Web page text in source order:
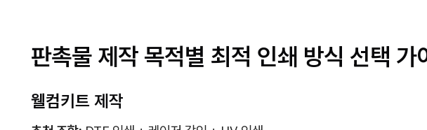
판촉물 제작 목적별 최적 인쇄 방식 선택 가
웰컴키트 제작